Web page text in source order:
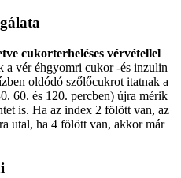
cukorterheléses vérvétellel
a vér éhgyomri cukor -és inzulin
oldódó szőlőcukrot itatnak a
60. és 120. percben) újra mérik
is. Ha az index 2 fölött van, az
utal, ha 4 fölött van, akkor már